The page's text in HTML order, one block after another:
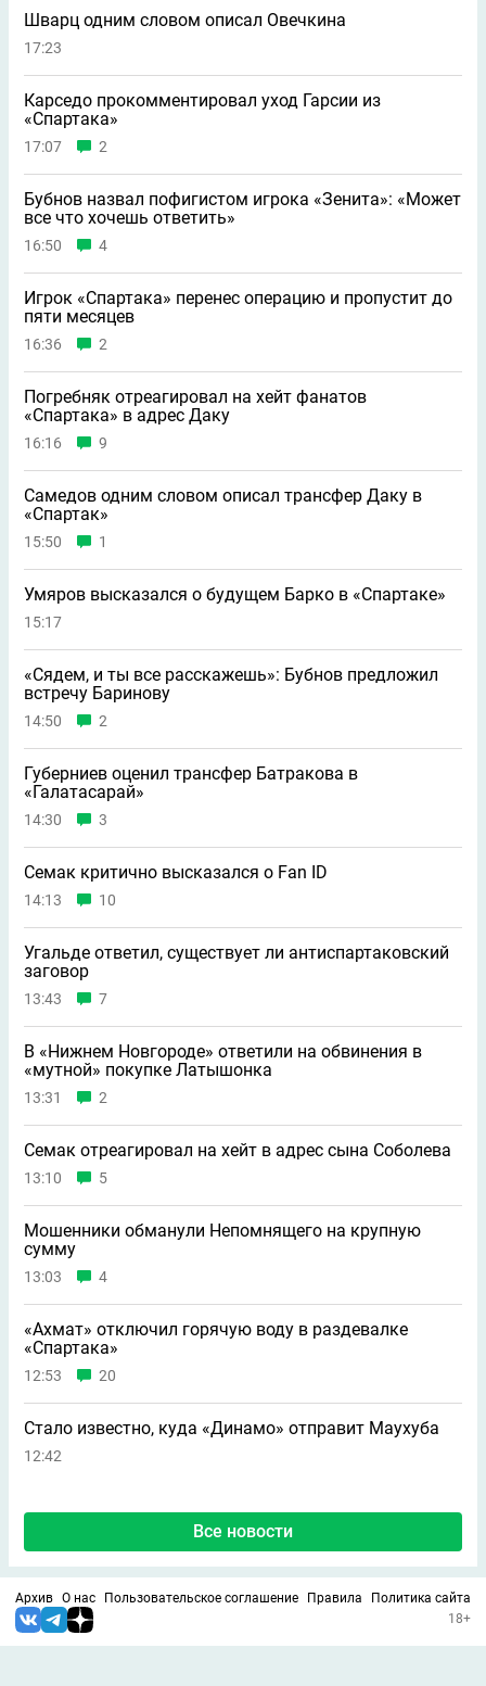
Шварц одним словом описал Овечкина
17:23
Карседо прокомментировал уход Гарсии из
«Спартака»
17:07 2
Бубнов назвал пофигистом игрока «Зенита»: «Может
всe что хочешь ответить»
16:50 4
Игрок «Спартака» перенес операцию и пропустит до
пяти месяцев
16:36 2
Погребняк отреагировал на хейт фанатов
«Спартака» в адрес Даку
16:16 9
Самедов одним словом описал трансфер Даку в
«Спартак»
15:50 1
Умяров высказался о будущем Барко в «Спартаке»
15:17
«Сядем, и ты все расскажешь»: Бубнов предложил
встречу Баринову
14:50 2
Губерниев оценил трансфер Батракова в
«Галатасарай»
14:30 3
Семак критично высказался о Fan ID
14:13 10
Угальде ответил, существует ли антиспартаковский
заговор
13:43 7
В «Нижнем Новгороде» ответили на обвинения в
«мутной» покупке Латышонка
13:31 2
Семак отреагировал на хейт в адрес сына Соболева
13:10 5
Мошенники обманули Непомнящего на крупную
сумму
13:03 4
«Ахмат» отключил горячую воду в раздевалке
«Спартака»
12:53 20
Стало известно, куда «Динамо» отправит Маухуба
12:42
Все новости
Архив О нас Пользовательское соглашение Правила
Политика сайта
18+